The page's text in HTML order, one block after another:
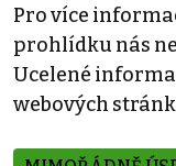
Pro více
prohlídku nás
Ucelené
webových